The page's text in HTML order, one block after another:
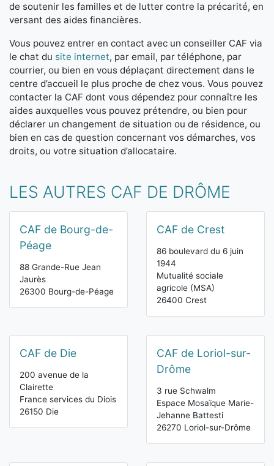
de soutenir les familles et de lutter contre la précarité, en
versant des aides financières.
Vous pouvez entrer en contact avec un conseiller CAF via
le chat du site internet, par email, par téléphone, par
courrier, ou bien en vous déplaçant directement dans le
centre d’accueil le plus proche de chez vous. Vous pouvez
contacter la CAF dont vous dépendez pour connaître les
aides auxquelles vous pouvez prétendre, ou bien pour
déclarer un changement de situation ou de résidence, ou
bien en cas de question concernant vos démarches, vos
droits, ou votre situation d’allocataire.
LES AUTRES CAF DE DRÔME
CAF de Bourg-de-
Péage
88 Grande-Rue Jean
Jaurès
26300 Bourg-de-Péage
CAF de Crest
86 boulevard du 6 juin
1944
Mutualité sociale
agricole (MSA)
26400 Crest
CAF de Die
200 avenue de la
Clairette
France services du Diois
26150 Die
CAF de Loriol-sur-
Drôme
3 rue Schwalm
Espace Mosaïque Marie-
Jehanne Battesti
26270 Loriol-sur-Drôme